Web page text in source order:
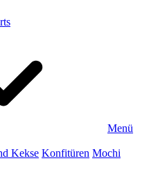
Menü
Kekse Konfitüren Mochi